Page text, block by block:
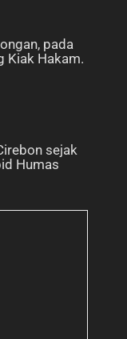
pada
Kiak Hakam.
sejak
Humas